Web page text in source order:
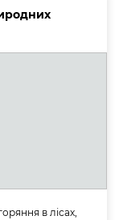
в лісах,